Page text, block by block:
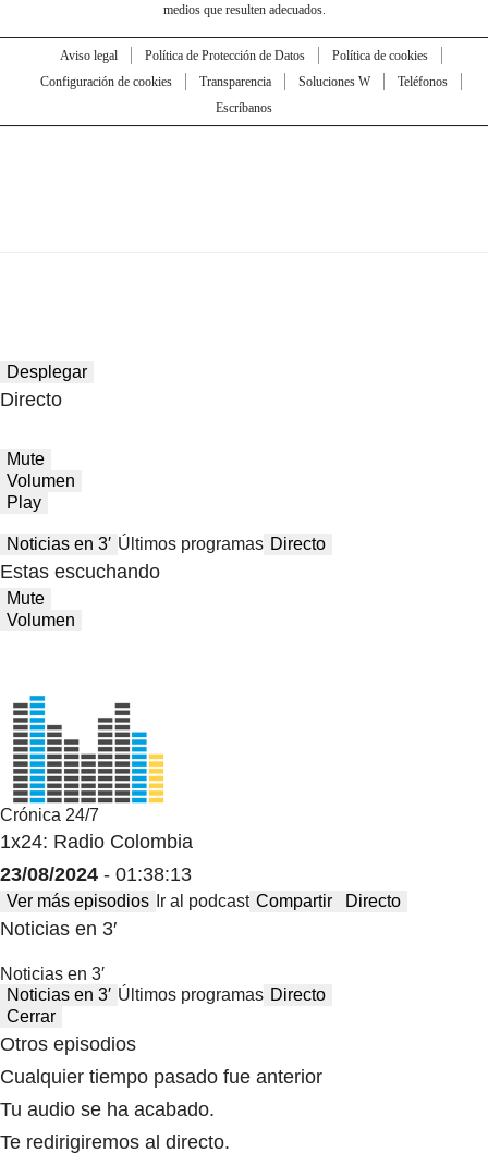
medios que resulten adecuados.
Aviso legal Política de Protección de Datos
Política de cookies
Configuración de cookies
Transparencia Soluciones W
Teléfonos
Escríbanos
Desplegar
Directo
Mute
Volumen
Play
Noticias en 3′ Últimos programas Directo
Estas escuchando
Mute
Volumen
Crónica 24/7
1x24: Radio Colombia
23/08/2024 - 01:38:13
Ver más episodios Ir al podcast Compartir Directo
Noticias en 3′
Noticias en 3′
Noticias en 3′ Últimos programas Directo
Cerrar
Otros episodios
Cualquier tiempo pasado fue anterior
Tu audio se ha acabado.
Te redirigiremos al directo.